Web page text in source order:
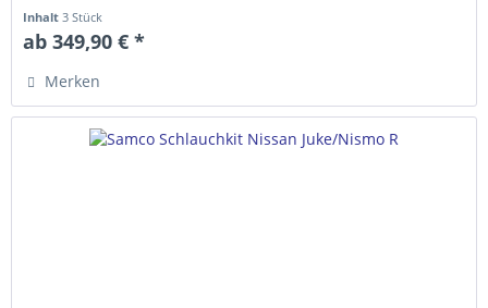
Inhalt3 Stück
ab 349,90 € *
Merken